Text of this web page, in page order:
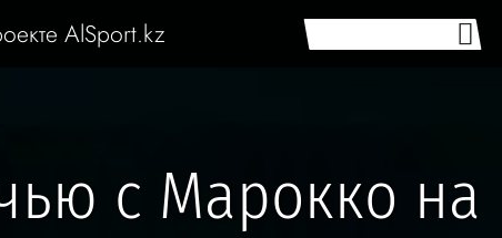
AlSport.kz
с Марокко на